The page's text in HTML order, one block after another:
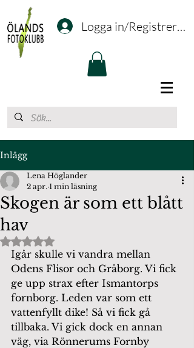
Logga in/Registrering
Inlägg
Skogen är som ett blått
hav
Lena Höglander
2 apr. 1 min läsning
Betygsatt till NaN av 5 stjärnor.
Igår skulle vi vandra mellan
Odens Flisor och Gråborg. Vi fick
ge upp strax efter Ismantorps
fornborg. Leden var som ett
vattenfyllt dike! Så vi fick gå
tillbaka. Vi gick dock en annan
väg, via Rönnerums Fornby